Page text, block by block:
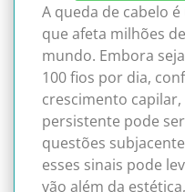
A queda de cabelo
que afeta milhões
mundo. Embora
100 fios por dia,
crescimento
persistente pode
questões
esses sinais pode
vão além da